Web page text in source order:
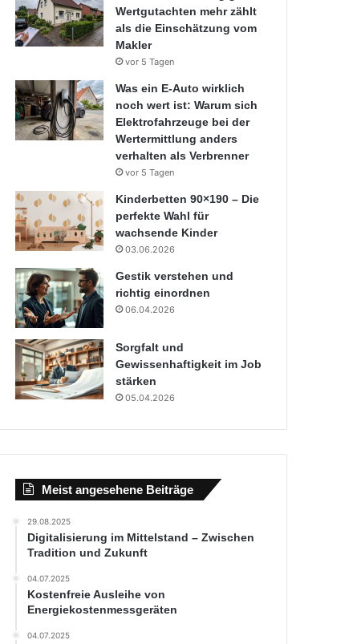
Wertgutachten mehr zählt
als die Einschätzung vom
Makler
vor 5 Tagen
Was ein E-Auto wirklich
noch wert ist: Warum sich
Elektrofahrzeuge bei der
Wertermittlung anders
verhalten als Verbrenner
vor 5 Tagen
Kinderbetten 90×190 – Die
perfekte Wahl für
wachsende Kinder
03.06.2026
Gestik verstehen und
richtig einordnen
06.04.2026
Sorgfalt und
Gewissenhaftigkeit im Job
stärken
05.04.2026
Meist angesehene Beiträge
29.08.2025
Digitalisierung im Mittelstand – Zwischen
Tradition und Zukunft
04.07.2025
Kostenfreie Ausleihe von
Energiekostenmessgeräten
04.07.2025